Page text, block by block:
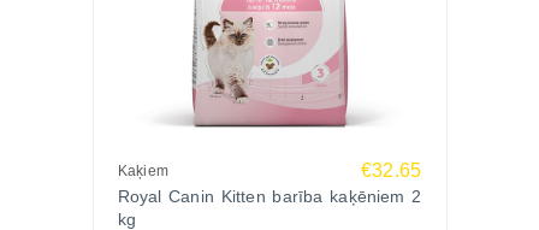
Kaķiem €32.65
Royal Canin Kitten barība kaķēniem 2
kg